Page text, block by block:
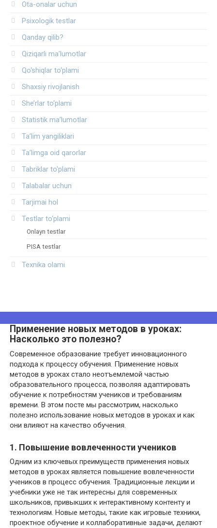
Ota-onalar uchun
Psixologik testlar
Qanday qilib?
Qiziqarli ma’lumotlar
Qo‘shiqlar to‘plami
Shaxsiy rivojlanish
She’rlar to‘plami
Statistik ma’lumotlar
Ta’lim yangiliklari
Ta’limga oid qarorlar
Tabriklar to'plami
Talabalar uchun
Tarjimai hol
Testlar to‘plami
Onlayn testlar
PISA testlar
Texnika olami
Применение новых методов в уроках:
Насколько это полезно?
Современное образование требует инновационного
подхода к процессу обучения. Применение новых
методов в уроках стало неотъемлемой частью
образовательного процесса, позволяя адаптировать
обучение к потребностям учеников и требованиям
времени. В этом посте мы рассмотрим, насколько
полезно использование новых методов в уроках и как
они влияют на качество обучения.
1. Повышение вовлеченности учеников
Одним из ключевых преимуществ применения новых
методов в уроках является повышение вовлеченности
учеников в процесс обучения. Традиционные лекции и
учебники уже не так интересны для современных
школьников, привыкших к интерактивному контенту и
технологиям. Новые методы, такие как игровые техники,
проектное обучение и коллаборативные задачи, делают